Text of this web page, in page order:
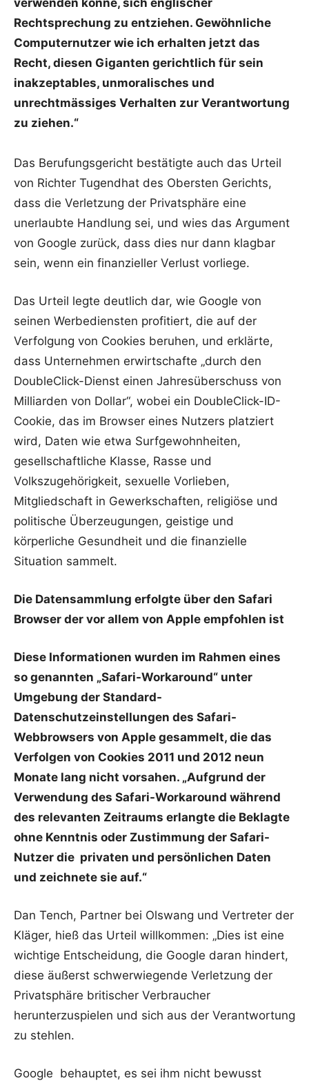
verwenden könne, sich englischer
Rechtsprechung zu entziehen. Gewöhnliche
Computernutzer wie ich erhalten jetzt das
Recht, diesen Giganten gerichtlich für sein
inakzeptables, unmoralisches und
unrechtmässiges Verhalten zur Verantwortung
zu ziehen.“
Das Berufungsgericht bestätigte auch das Urteil
von Richter Tugendhat des Obersten Gerichts,
dass die Verletzung der Privatsphäre eine
unerlaubte Handlung sei, und wies das Argument
von Google zurück, dass dies nur dann klagbar
sein, wenn ein finanzieller Verlust vorliege.
Das Urteil legte deutlich dar, wie Google von
seinen Werbediensten profitiert, die auf der
Verfolgung von Cookies beruhen, und erklärte,
dass Unternehmen erwirtschafte „durch den
DoubleClick-Dienst einen Jahresüberschuss von
Milliarden von Dollar“, wobei ein DoubleClick-ID-
Cookie, das im Browser eines Nutzers platziert
wird, Daten wie etwa Surfgewohnheiten,
gesellschaftliche Klasse, Rasse und
Volkszugehörigkeit, sexuelle Vorlieben,
Mitgliedschaft in Gewerkschaften, religiöse und
politische Überzeugungen, geistige und
körperliche Gesundheit und die finanzielle
Situation sammelt.
Die Datensammlung erfolgte über den Safari
Browser der vor allem von Apple empfohlen ist
Diese Informationen wurden im Rahmen eines
so genannten „Safari-Workaround“ unter
Umgebung der Standard-
Datenschutzeinstellungen des Safari-
Webbrowsers von Apple gesammelt, die das
Verfolgen von Cookies 2011 und 2012 neun
Monate lang nicht vorsahen. „Aufgrund der
Verwendung des Safari-Workaround während
des relevanten Zeitraums erlangte die Beklagte
ohne Kenntnis oder Zustimmung der Safari-
Nutzer die privaten und persönlichen Daten
und zeichnete sie auf.“
Dan Tench, Partner bei Olswang und Vertreter der
Kläger, hieß das Urteil willkommen: „Dies ist eine
wichtige Entscheidung, die Google daran hindert,
diese äußerst schwerwiegende Verletzung der
Privatsphäre britischer Verbraucher
herunterzuspielen und sich aus der Verantwortung
zu stehlen.
Google behauptet, es sei ihm nicht bewusst